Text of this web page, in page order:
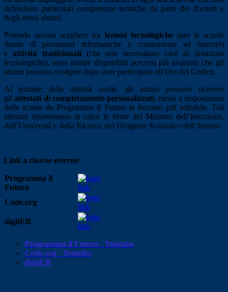
richiedono particolari competenze tecniche da parte dei docenti e
degli stessi alunni.
Potendo ancora scegliere tra lezioni tecnologiche(per le scuole
dotate di postazioni informatiche e connessione ad internet)
eattività tradizionali(che non necessitano cioè di dotazioni
tecnologiche), sono inoltre disponibili percorsi più avanzati che gli
alunni possono svolgere dopo aver partecipato all’Ora del Codice.
Al termine delle attività svolte, gli alunni possono ricevere
gliattestati di completamento personalizzati, messi a disposizione
delle scuole da Programma il Futuro in formato pdf editabile. Tali
attestati riporteranno in calce le firme del Ministro dell’Istruzione,
dell’Università e della Ricerca, del Dirigente Scolastico dell’Istituto.
Link a risorse esterne:
Programma il
Futuro
Code.org
digitER
Programma il Futuro - Youtube
Code.org - Youtube
digitER